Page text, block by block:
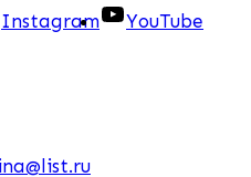
Instagram YouTube